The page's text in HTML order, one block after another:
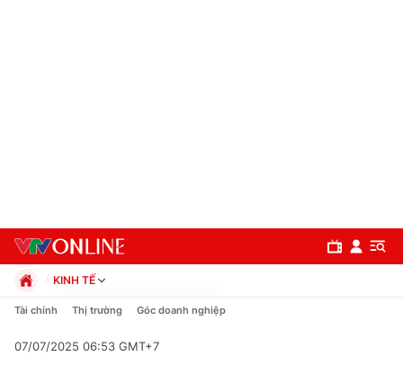
KINH TẾ
Chính trị
Pháp luật
Tài chính Thị trường Góc doanh nghiệp
07/07/2025 06:53 GMT+7